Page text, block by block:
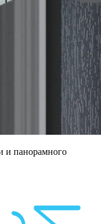
и панорамного